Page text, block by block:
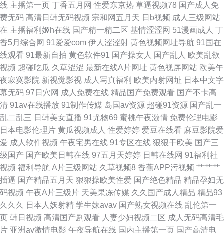
爽 91探花传媒 成人91破解版 黄色免费视频网站 少妇黑森林 91黄在线 大香
蕉www久久 九一人人干 日本岛国片 香蕉黄色片 婷婷午夜福利影院 国产盗摄
AV 日本三级毛 国产肏屄片 五月香蕉网 国产原创自拍av 日韩性爱图 大香蕉
久久资源 欧美性另类视频 91九色海角 含羞草免费91 三级片av操操 97熟女
资源站 日本簧色视频 成人视频迅雷下载 欧美性变态网 www91蘑菇 李宗瑞
乱淫 福利视频久 欧美丁香园婷婷 午夜福利导航网站 99拍99视频 九一一区
天天干网站 91色蝌蚪
线 主播第一页 丁香五月网 性爱东京热 草逼视频78 国产成人免
费无码 高清日韩无码视频 宗和网五月天 日b视频 成人三级网站
在 主播福利姬h在线 国产精一精二区 基情涩涩网 51漫画成人 丁
香5月综合网 91爱爱com 伊人涩涩射 黄色视频网址导航 91国在
线观看 91最新自拍 黄色软件91 国产操女人 国产乱人 欧美乱欲
视频 超碰吃瓜 久草涩涩 最新在线A片网址 黄色视屏网站 欧美午
夜寂寞影院 新视觉影视 成人写真福利 欧美内射网址 日本中文字
幕无码 97日穴网 成人免费在线 精品国产免费观看 国产不卡高
清 91av在线播放 91制作传媒 岛国av资源 超碰91资源 国产乱一
乱二乱三 日韩美女直播 91尤物69 蜜桃午夜激情 免费伦理电影
日本电影伦理片 黄瓜视频成人 性爱婷婷 爱豆在线看 麻豆影院爱
爱 成人软件视频 午夜宅男在线 91专区在线 狠狠干欧美 国产三
级国产 国产欧美日韩在线 97五月天婷婷 日韩在线网 91福利社
视频 福利导航 A片三级网站 久草视频8 香蕉APP污视频 艹艹艹
插逼 国产精品五月天 狠狠操欧美性爱 国产绝色精品 精品孕妇无
码视频 午夜A片三级片 天美果冻传媒 久久国产成人精品 精品93
久久久
日本人妖射精 学生妹avav 国产熟女视频在线 乱伦第一
页 韩日视频 高清国产剧观看 人妻少妇视频二区 成人无码高清毛
片 亚洲av激情电影 午夜导航在线 国内主播第一页 国产高清电